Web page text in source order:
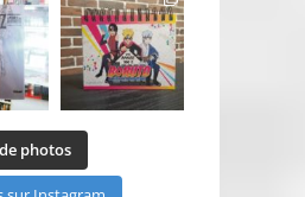
photos